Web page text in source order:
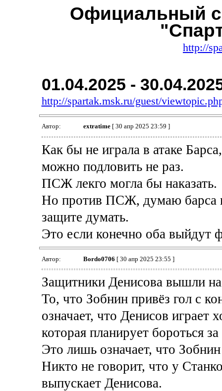
Официальный
http://
01.04.2025 -
http://spartak.msk.ru/guest/
Автор: extratime[ 30 апр 2025 23:59 ]
Как бы не играла в атаке
можно подловить не раз.
ПСЖ лекго могла бы наказать.
Но против ПСЖ, думаю барса
защите думать.
Это если конечно оба выйдут
Автор: Bordo0706 [ 30 апр 2025 23:55 ]
Защитники Денисова вышли
То, что Зобнин привёз гол с
означает, что Денисов
которая планирует бороться
Это лишь означает, что
Никто не говорит, что у
выпускает Денисова.